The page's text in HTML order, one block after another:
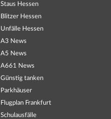
Staus Hessen
Blitzer Hessen
Unfälle Hessen
A3 News
A5 News
A661 News
Günstig tanken
Parkhäuser
Flugplan Frankfurt
Schulausfälle